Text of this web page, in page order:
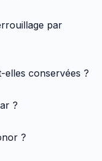
par
elles conservées ?
?
?